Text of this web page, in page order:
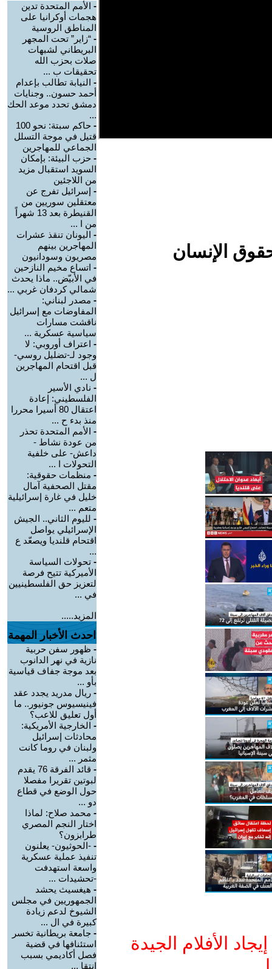
الإنسان
الأفلام الجيدة
- الأمم المتحدة تدين
هجمات أوكرانيا على
المناطق الروسية
- “زاير” تحت المجهر
البريطاني لشبهات
صلات بحزب الله
تحقيقات ب ...
- النيابة تطالب بإعدام
أحمد حسون.. وجنايات
دمشق تحدد موعد الحك
...
-
حاكم سبتة: نحو 100
قتيل في موجة التسلل
الجماعي للمهاجرين
- حزب البيئة: بإمكان
السويد استقبال مزيد
من اللاجئين
- إسرائيل تفرج عن
معتقلين سوريين من
القنيطرة بعد 13 شهراً
من ا ...
- اليونان تنقذ عشرات
المهاجرين بينهم
مصريون وسودانيون
- اتساع مخيم النازحين
في الأبيّض.. ماذا يحدث
شمالي كردفان غربي ...
- مصدر لبناني:
المفاوضات مع إسرائيل
ناقشت مسارات
سياسية عسكرية ...
- اعتراف أوروبي: لا
وجود لـ-تضليل روسي-
قبل اقتحام المهاجرين
ل ...
- نادي الأسير
الفلسطيني: إعادة
اعتقال 80 أسيرا محررا
منذ بدء ح ...
- الأمم المتحدة تحذر
من عودة نشاط -
داعش- على خلفية
التحولات ا ...
- منظمات حقوقية:
مقتل الصحفية آمال
خليل في غارة إسرائيلية
متعم ...
- لليوم الثاني.. الجيش
الإسرائيلي يواصل
اقتحام قلنديا ويصعّد ع
...
- تحولات السياسة
الأميركية تتيح فرصة
لتعزيز حق الفلسطينيين
في ...
المزيد.....
احدث الأخبار المهمة
- ظهور سفن حربية
نازية في نهر الدانوب
بعد موجة جفاف قياسية
بأو ...
- ريال مدريد يجدد عقد
فينيسيوس جونيور.. ما
أول تعليق للاعب؟
- الخارجية الأمريكية:
محادثات إسرائيل
ولبنان في روما كانت
مثمر ...
-
قائد الفرقة 76 يقدم
لبوتين تقريرا مفصلا
حول الوضع في قطاع
دو ...
- محمد صلاح: لماذا
اختار النجم المصري
طرابزون؟
- -الحوثيون- يعلنون
تنفيذ عملية عسكرية
واسعة استهدفت
-تحشيدات ...
- هيغسيث يحشد
الجمهوريين في مجلس
الشيوخ لدعم زيادة
كبيرة في ال ...
- جامعة بريطانية تخسر
استئنافها في قضية
فصل أكاديمي بسبب
انتقا ...